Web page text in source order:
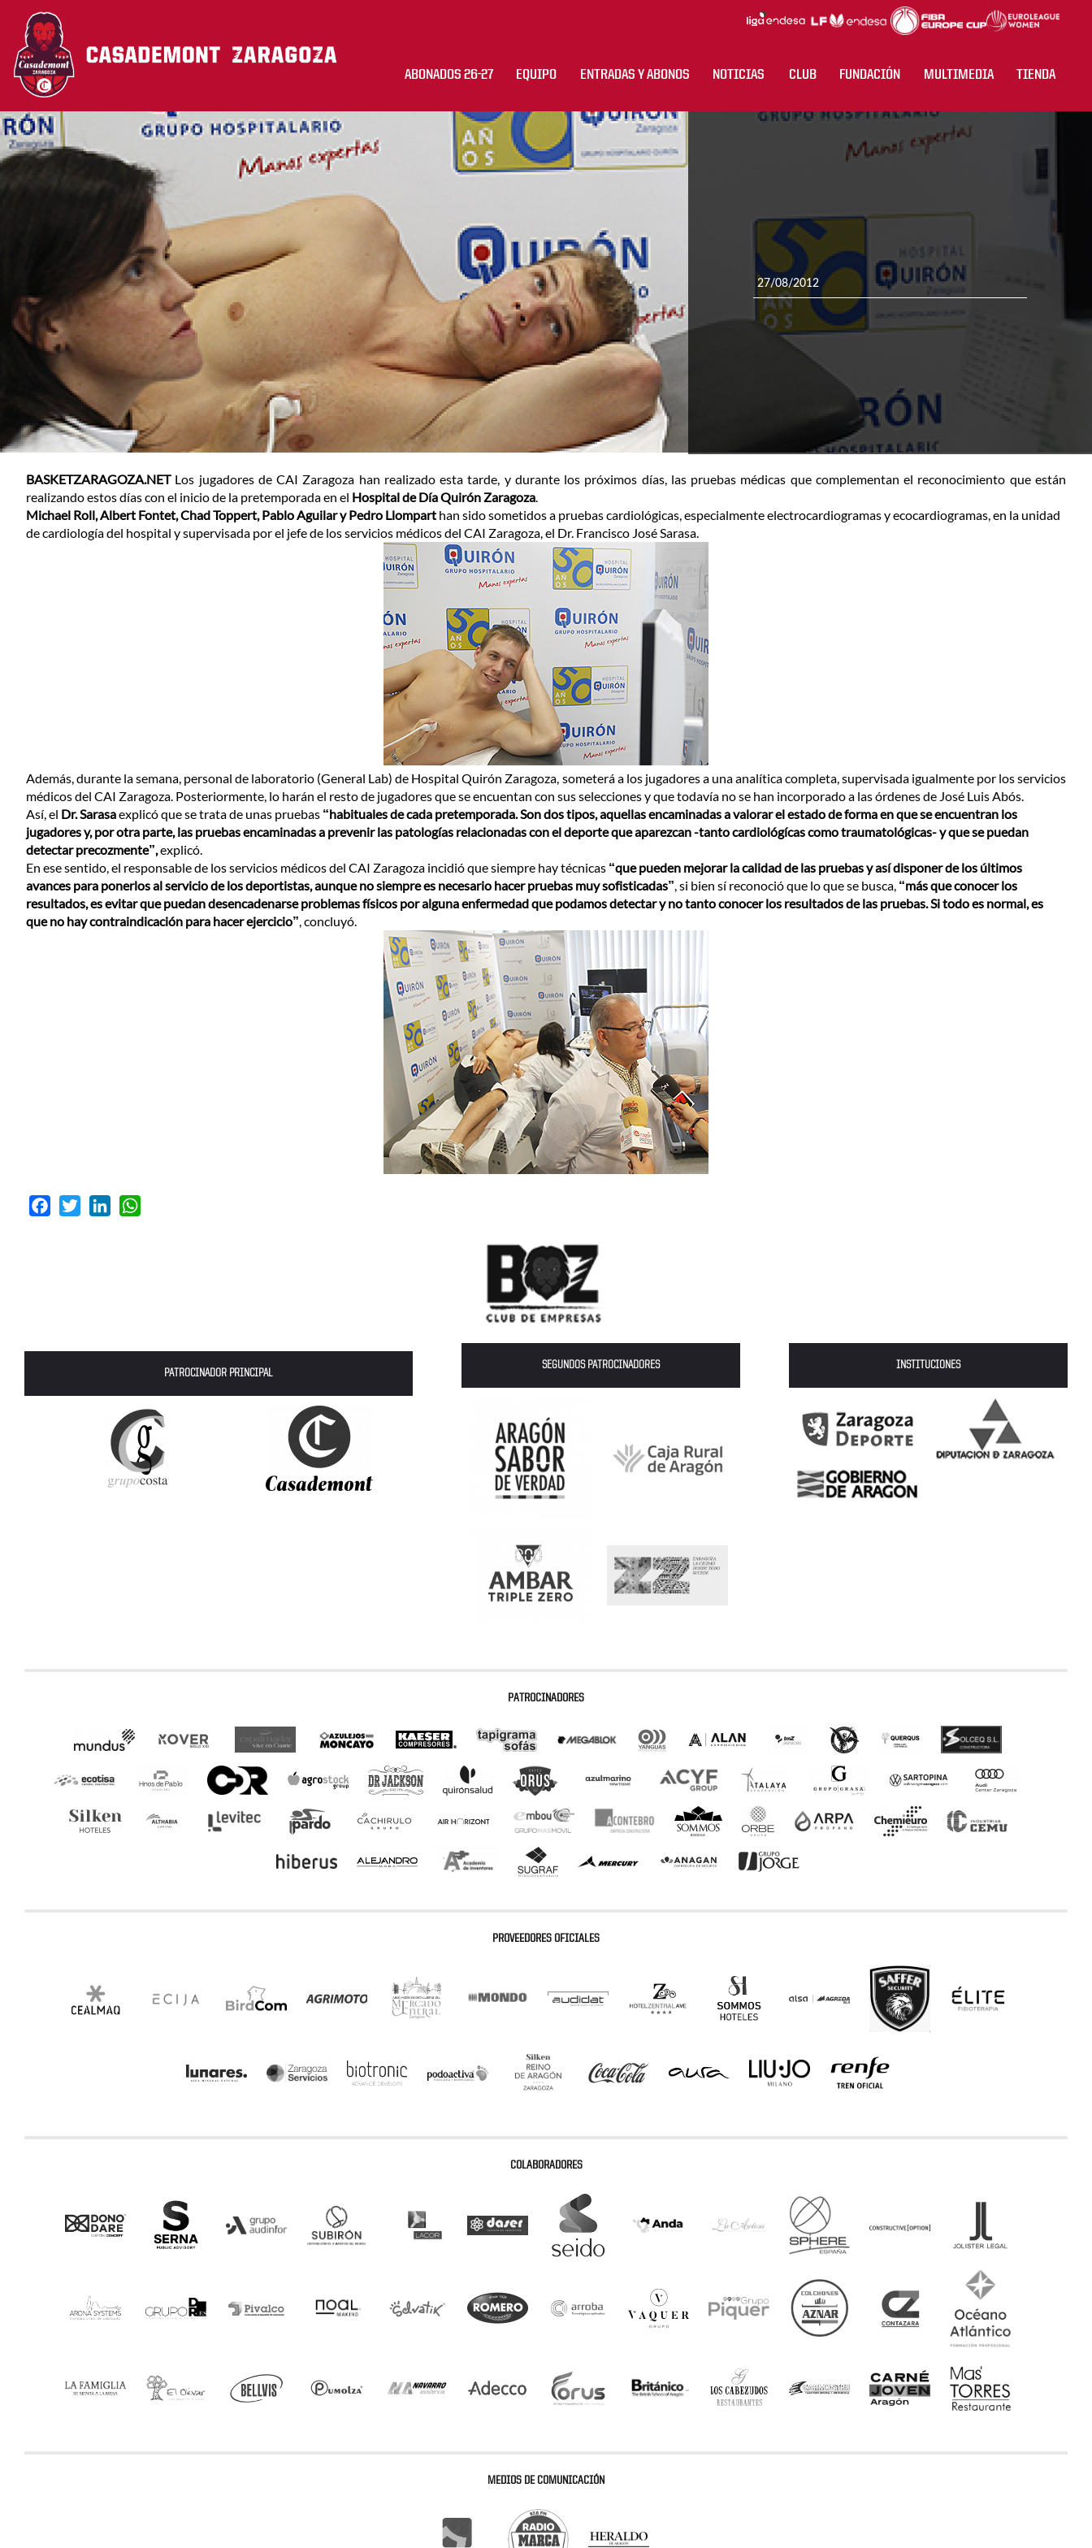
ABONADOS 26-27 EQUIPO ENTRADAS Y ABONOS NOTICIAS CLUB FUNDACIÓN MULTIMEDIA TIENDA
27/08/2012
BASKETZARAGOZA.NETLos jugadores de CAI Zaragoza han realizado esta tarde, y durante los próximos días, las pruebas médicas que complementan el reconocimiento que están
realizando estos días con el inicio de la pretemporada en el Hospital de Día Quirón Zaragoza.
Michael Roll, Albert Fontet, Chad Toppert, Pablo Aguilar y Pedro Llompart han sido sometidos a pruebas cardiológicas, especialmente electrocardiogramas y ecocardiogramas, en la unidad
de cardiología del hospital y supervisada por el jefe de los servicios médicos del CAI Zaragoza, el Dr. Francisco José Sarasa.
Además, durante la semana, personal de laboratorio (General Lab) de Hospital Quirón Zaragoza, someterá a los jugadores a una analítica completa, supervisada igualmente por los servicios
médicos del CAI Zaragoza. Posteriormente, lo harán el resto de jugadores que se encuentan con sus selecciones y que todavía no se han incorporado a las órdenes de José Luis Abós.
Así, el Dr. Sarasaexplicó que se trata de unas pruebas “habituales de cada pretemporada. Son dos tipos, aquellas encaminadas a valorar el estado de forma en que se encuentran los
jugadores y, por otra parte, las pruebas encaminadas a prevenir las patologías relacionadas con el deporte que aparezcan-tanto cardiológícas como traumatológicas-y que se puedan
detectar precozmente”,explicó.
En ese sentido, el responsable de los servicios médicos del CAI Zaragoza incidió que siempre hay técnicas “que pueden mejorar la calidad de las pruebas y así disponer de los últimos
avances para ponerlos al servicio de los deportistas, aunque no siempre es necesario hacer pruebas muy sofisticadas”, si bien sí reconoció que lo que se busca, “más que conocer los
resultados, es evitar que puedan desencadenarse problemas físicos por alguna enfermedad que podamos detectar y no tanto conocer los resultados de las pruebas. Si todo es normal, es
que no hay contraindicación para hacer ejercicio”, concluyó.
Facebook
Twitter LinkedIn
PATROCINADOR PRINCIPAL
SEGUNDOS PATROCINADORES INSTITUCIONES
PATROCINADORES
PROVEEDORES OFICIALES
COLABORADORES
MEDIOS DE COMUNICACIÓN